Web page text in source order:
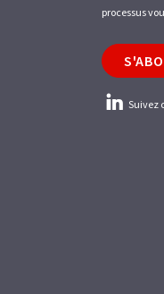
processus
Suivez